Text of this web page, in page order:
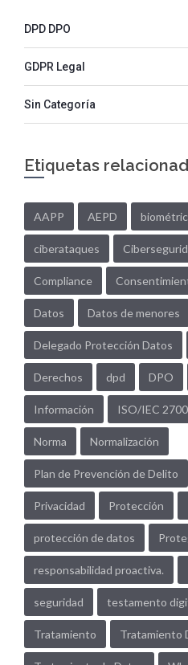
DPD DPO
GDPR Legal
Sin Categoría
Etiquetas
AAPP AEPD
ciberataques
Compliance
Datos Datos de menores
Delegado Protección Datos
Derechos dpd DPO
Información ISO/IEC
Norma Normalización
Plan de Prevención de Delito
Privacidad Protección
protección de datos
responsabilidad proactiva.
seguridad testamento
Tratamiento Tratamiento